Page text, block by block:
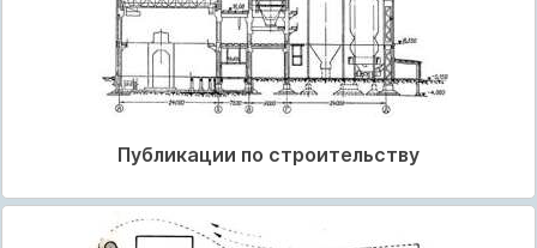
Публикации по строительству